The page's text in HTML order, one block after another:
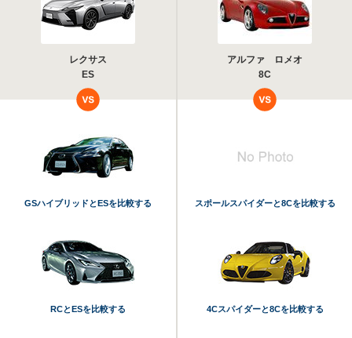
レクサス
ES
アルファ ロメオ
8C
GSハイブリッドとESを比較する
RCとESを比較する
スポールスパイダーと8Cを比較する
4Cスパイダーと8Cを比較する